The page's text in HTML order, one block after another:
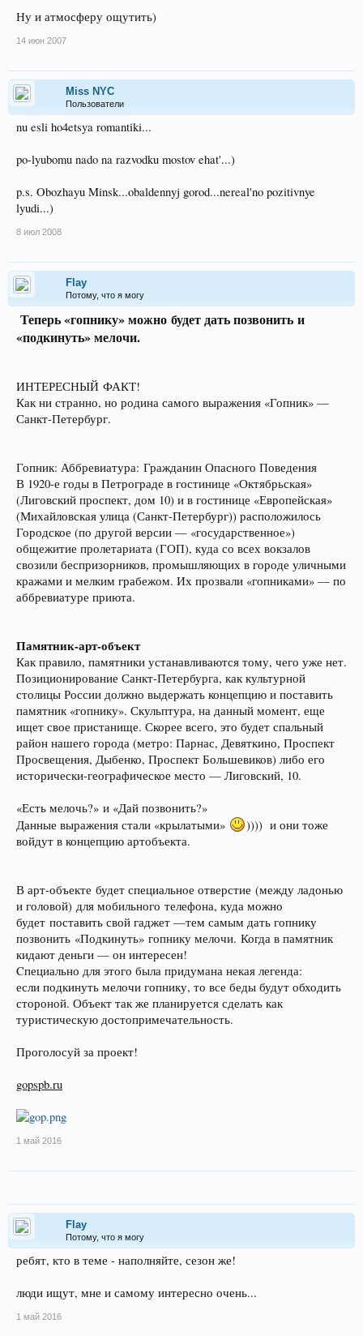
Ну и атмосферу ощутить)
14 июн 2007
Miss NYC
Пользователи
nu esli ho4etsya romantiki...
po-lyubomu nado na razvodku mostov ehat'...)
p.s. Obozhayu Minsk...obaldennyj gorod...nereal'no pozitivnye
lyudi...)
8 июл 2008
Flay
Потому, что я могу
Теперь «гопнику» можно будет дать позвонить и
«подкинуть» мелочи.
ИНТЕРЕСНЫЙ ФАКТ!
Как ни странно, но родина самого выражения «Гопник» —
Санкт-Петербург.
Гопник: Аббревиатура: Гражданин Опасного Поведения
В 1920-е годы в Петрограде в гостинице «Октябрьская»
(Лиговский проспект, дом 10) и в гостинице «Европейская»
(Михайловская улица (Санкт-Петербург)) расположилось
Городское (по другой версии — «государственное»)
общежитие пролетариата (ГОП), куда со всех вокзалов
свозили беспризорников, промышляющих в городе уличными
кражами и мелким грабежом. Их прозвали «гопниками» — по
аббревиатуре приюта.
Памятник-арт-объект
Как правило, памятники устанавливаются тому, чего уже нет.
Позиционирование Санкт-Петербурга, как культурной
столицы России должно выдержать концепцию и поставить
памятник «гопнику». Скульптура, на данный момент, еще
ищет свое пристанище. Скорее всего, это будет спальный
район нашего города (метро: Парнас, Девяткино, Проспект
Просвещения, Дыбенко, Проспект Большевиков) либо его
исторически-географическое место — Лиговский, 10.
«Есть мелочь?» и «Дай позвонить?»
Данные выражения стали «крылатыми»
)))) и они тоже
войдут в концепцию артобъекта.
В арт-объекте будет специальное отверстие (между ладонью
и головой) для мобильного телефона, куда можно
будет поставить свой гаджет —тем самым дать гопнику
позвонить «Подкинуть» гопнику мелочи. Когда в памятник
кидают деньги — он интересен!
Cпециально для этого была придумана некая легенда:
если подкинуть мелочи гопнику, то все беды будут обходить
стороной. Объект так же планируется сделать как
туристическую достопримечательность.
Проголосуй за проект!
gopspb.ru
1 май 2016
Flay
Потому, что я могу
ребят, кто в теме - наполняйте, сезон же!
люди ищут, мне и самому интересно очень...
1 май 2016